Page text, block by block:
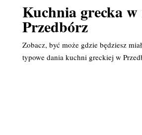
Kuchnia grecka w
Przedbórz
Zobacz, być może gdzie będziesz
typowe dania kuchni greckiej w